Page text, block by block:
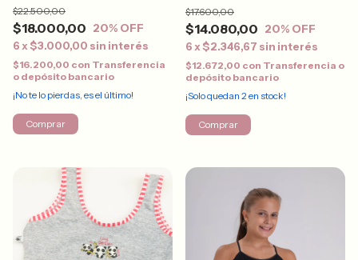
$18.000,00
$22.500,00
20% OFF
6 x$3.000,00 sin interés
$16.200,00 con Transferencia
o depósito bancario
¡No te lo pierdas, es el último!
Comprar
$14.080,00
$17.600,00
20% OFF
6 x$2.346,67 sin interés
$12.672,00 con Transferencia o
depósito bancario
¡Solo quedan 2 en stock!
Comprar